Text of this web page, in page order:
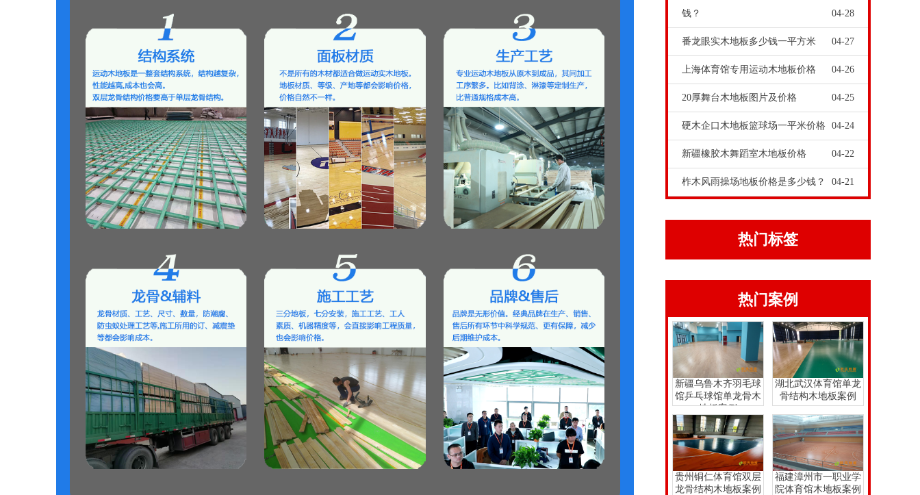
钱？ 04-28
番龙眼实木地板多少钱一平方米 04-27
上海体育馆专用运动木地板价格 04-26
20厚舞台木地板图片及价格 04-25
硬木企口木地板篮球场一平米价格 04-24
新疆橡胶木舞蹈室木地板价格 04-22
柞木风雨操场地板价格是多少钱？ 04-21
热门标签
热门案例
新疆乌鲁木齐羽毛球
馆乒乓球馆单龙骨木
地板案例
湖北武汉体育馆单龙
骨结构木地板案例
贵州铜仁体育馆双层
龙骨结构木地板案例
福建漳州市一职业学
院体育馆木地板案例